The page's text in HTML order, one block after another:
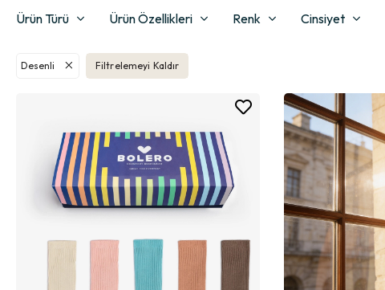
Ürün Türü Ürün Özellikleri Renk Cinsiyet
Desenli Filtrelemeyi Kaldır